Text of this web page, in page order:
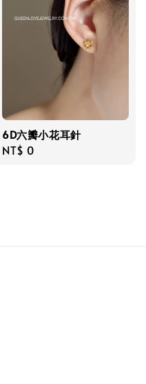
6D六瓣小花耳針
Regular
NT$ 0